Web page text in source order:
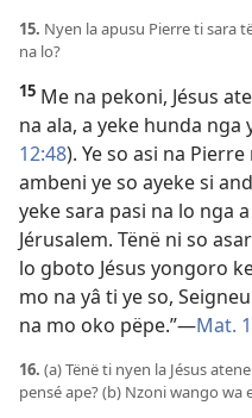
15. Nyen la apusu Pierre ti sara
na lo?
15 Me na pekoni, Jésus
na ala, a yeke hunda nga
12:48). Ye so asi na
ambeni ye so ayeke si
yeke sara pasi na lo nga
Jérusalem. Tënë ni so
lo gboto Jésus yongoro
mo na yâ ti ye so,
na mo oko pëpe.”—Mat.
16. (a) Tënë ti nyen la Jésus
pensé ape? (b) Nzoni wango wa